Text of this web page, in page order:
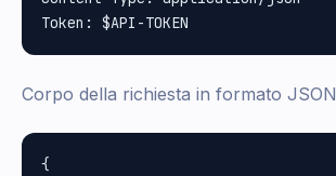
Corpo della richiesta in formato JSON
{